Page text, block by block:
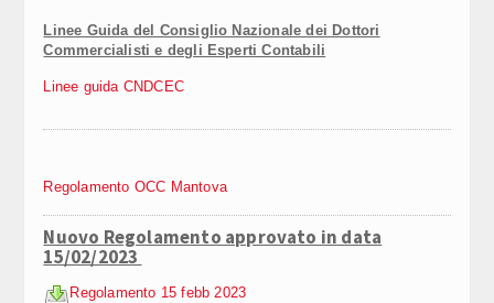
Linee Guida del Consiglio Nazionale dei Dottori
Commercialisti e degli Esperti Contabili
Linee guida CNDCEC
Regolamento OCC Mantova
Nuovo Regolamento approvato in data
15/02/2023
Regolamento 15 febb 2023